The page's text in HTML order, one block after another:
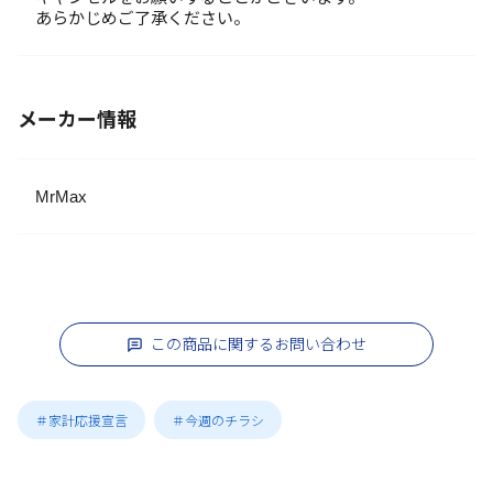
あらかじめご了承ください。
メーカー情報
MrMax
この商品に関するお問い合わせ
＃家計応援宣言 ＃今週のチラシ